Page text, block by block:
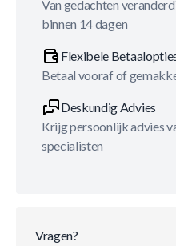
Van gedachten
binnen 14 dagen
Flexibele
Betaal vooraf of
Deskundig Advies
Krijg persoonlijk advies
specialisten
Vragen?